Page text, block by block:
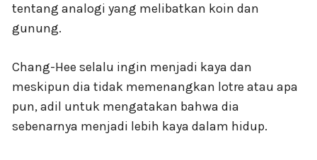
tentang analogi yang melibatkan koin dan
gunung.
Chang-Hee selalu ingin menjadi kaya dan
meskipun dia tidak memenangkan lotre atau apa
pun, adil untuk mengatakan bahwa dia
sebenarnya menjadi lebih kaya dalam hidup.